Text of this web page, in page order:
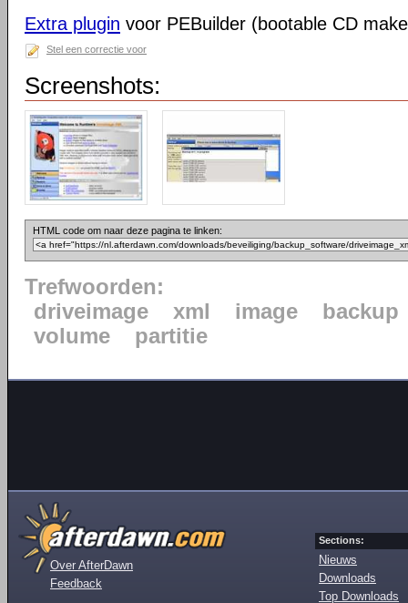
Extra plugin voor PEBuilder (bootable CD
Stel een correctie voor
Screenshots:
HTML code om naar deze pagina te linken:
Trefwoorden:
driveimage
xml image
backup
volume
partitie
Over AfterDawn
Feedback
Sections:
Nieuws
Downloads
Top Downloads